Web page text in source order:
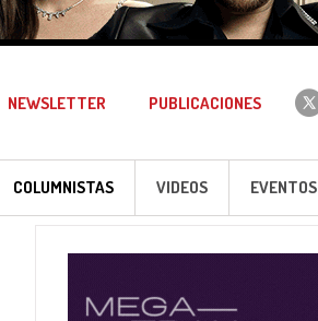
NEWSLETTER PUBLICACIONES
COLUMNISTAS VIDEOS EVENTOS